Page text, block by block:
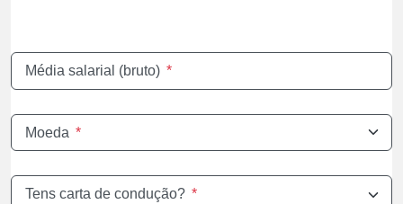
Média salarial (bruto) *
Moeda *
Tens carta de condução? *